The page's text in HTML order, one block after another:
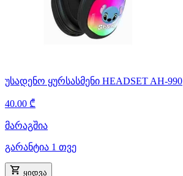
უსადენო ყურსასმენი HEADSET AH-990
40.00 ₾
მარაგშია
გარანტია 1 თვე
ყიდვა